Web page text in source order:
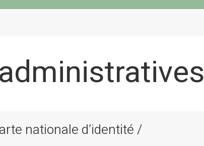
nationale d’identité /